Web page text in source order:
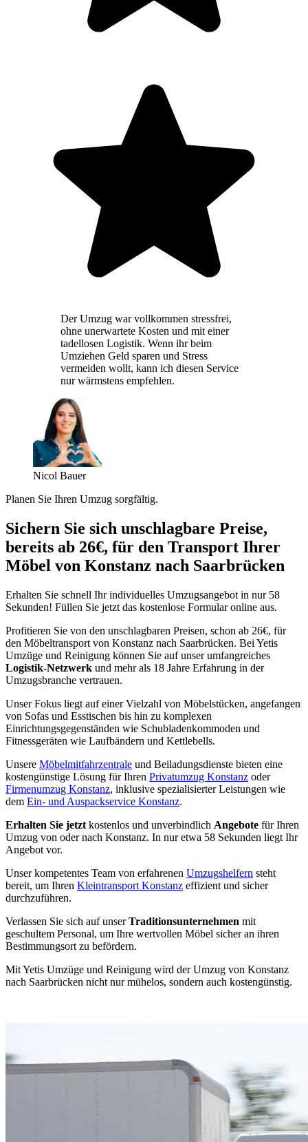
Der Umzug war vollkommen stressfrei,
ohne unerwartete Kosten und mit einer
tadellosen Logistik. Wenn ihr beim
Umziehen Geld sparen und Stress
vermeiden wollt, kann ich diesen Service
nur wärmstens empfehlen.
Nicol Bauer
Planen Sie Ihren Umzug sorgfältig.
Sichern Sie sich unschlagbare Preise,
bereits ab 26€, für den Transport Ihrer
Möbel von Konstanz nach Saarbrücken
Erhalten Sie schnell Ihr individuelles Umzugsangebot in nur 58
Sekunden! Füllen Sie jetzt das kostenlose Formular online aus.
Profitieren Sie von den unschlagbaren Preisen, schon ab 26€, für
den Möbeltransport von Konstanz nach Saarbrücken. Bei Yetis
Umzüge und Reinigung können Sie auf unser umfangreiches
Logistik-Netzwerk und mehr als 18 Jahre Erfahrung in der
Umzugsbranche vertrauen.
Unser Fokus liegt auf einer Vielzahl von Möbelstücken, angefangen
von Sofas und Esstischen bis hin zu komplexen
Einrichtungsgegenständen wie Schubladenkommoden und
Fitnessgeräten wie Laufbändern und Kettlebells.
Unsere Möbelmitfahrzentrale und Beiladungsdienste bieten eine
kostengünstige Lösung für Ihren Privatumzug Konstanz oder
Firmenumzug Konstanz, inklusive spezialisierter Leistungen wie
dem Ein- und Auspackservice Konstanz.
Erhalten Sie jetzt kostenlos und unverbindlich Angebote für Ihren
Umzug von oder nach Konstanz. In nur etwa 58 Sekunden liegt Ihr
Angebot vor.
Unser kompetentes Team von erfahrenen Umzugshelfern steht
bereit, um Ihren Kleintransport Konstanz effizient und sicher
durchzuführen.
Verlassen Sie sich auf unserTraditionsunternehmen mit
geschultem Personal, um Ihre wertvollen Möbel sicher an ihren
Bestimmungsort zu befördern.
Mit Yetis Umzüge und Reinigung wird der Umzug von Konstanz
nach Saarbrücken nicht nur mühelos, sondern auch kostengünstig.